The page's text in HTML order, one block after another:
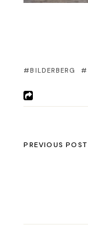
BILDERBERG
PREVIOUS POST